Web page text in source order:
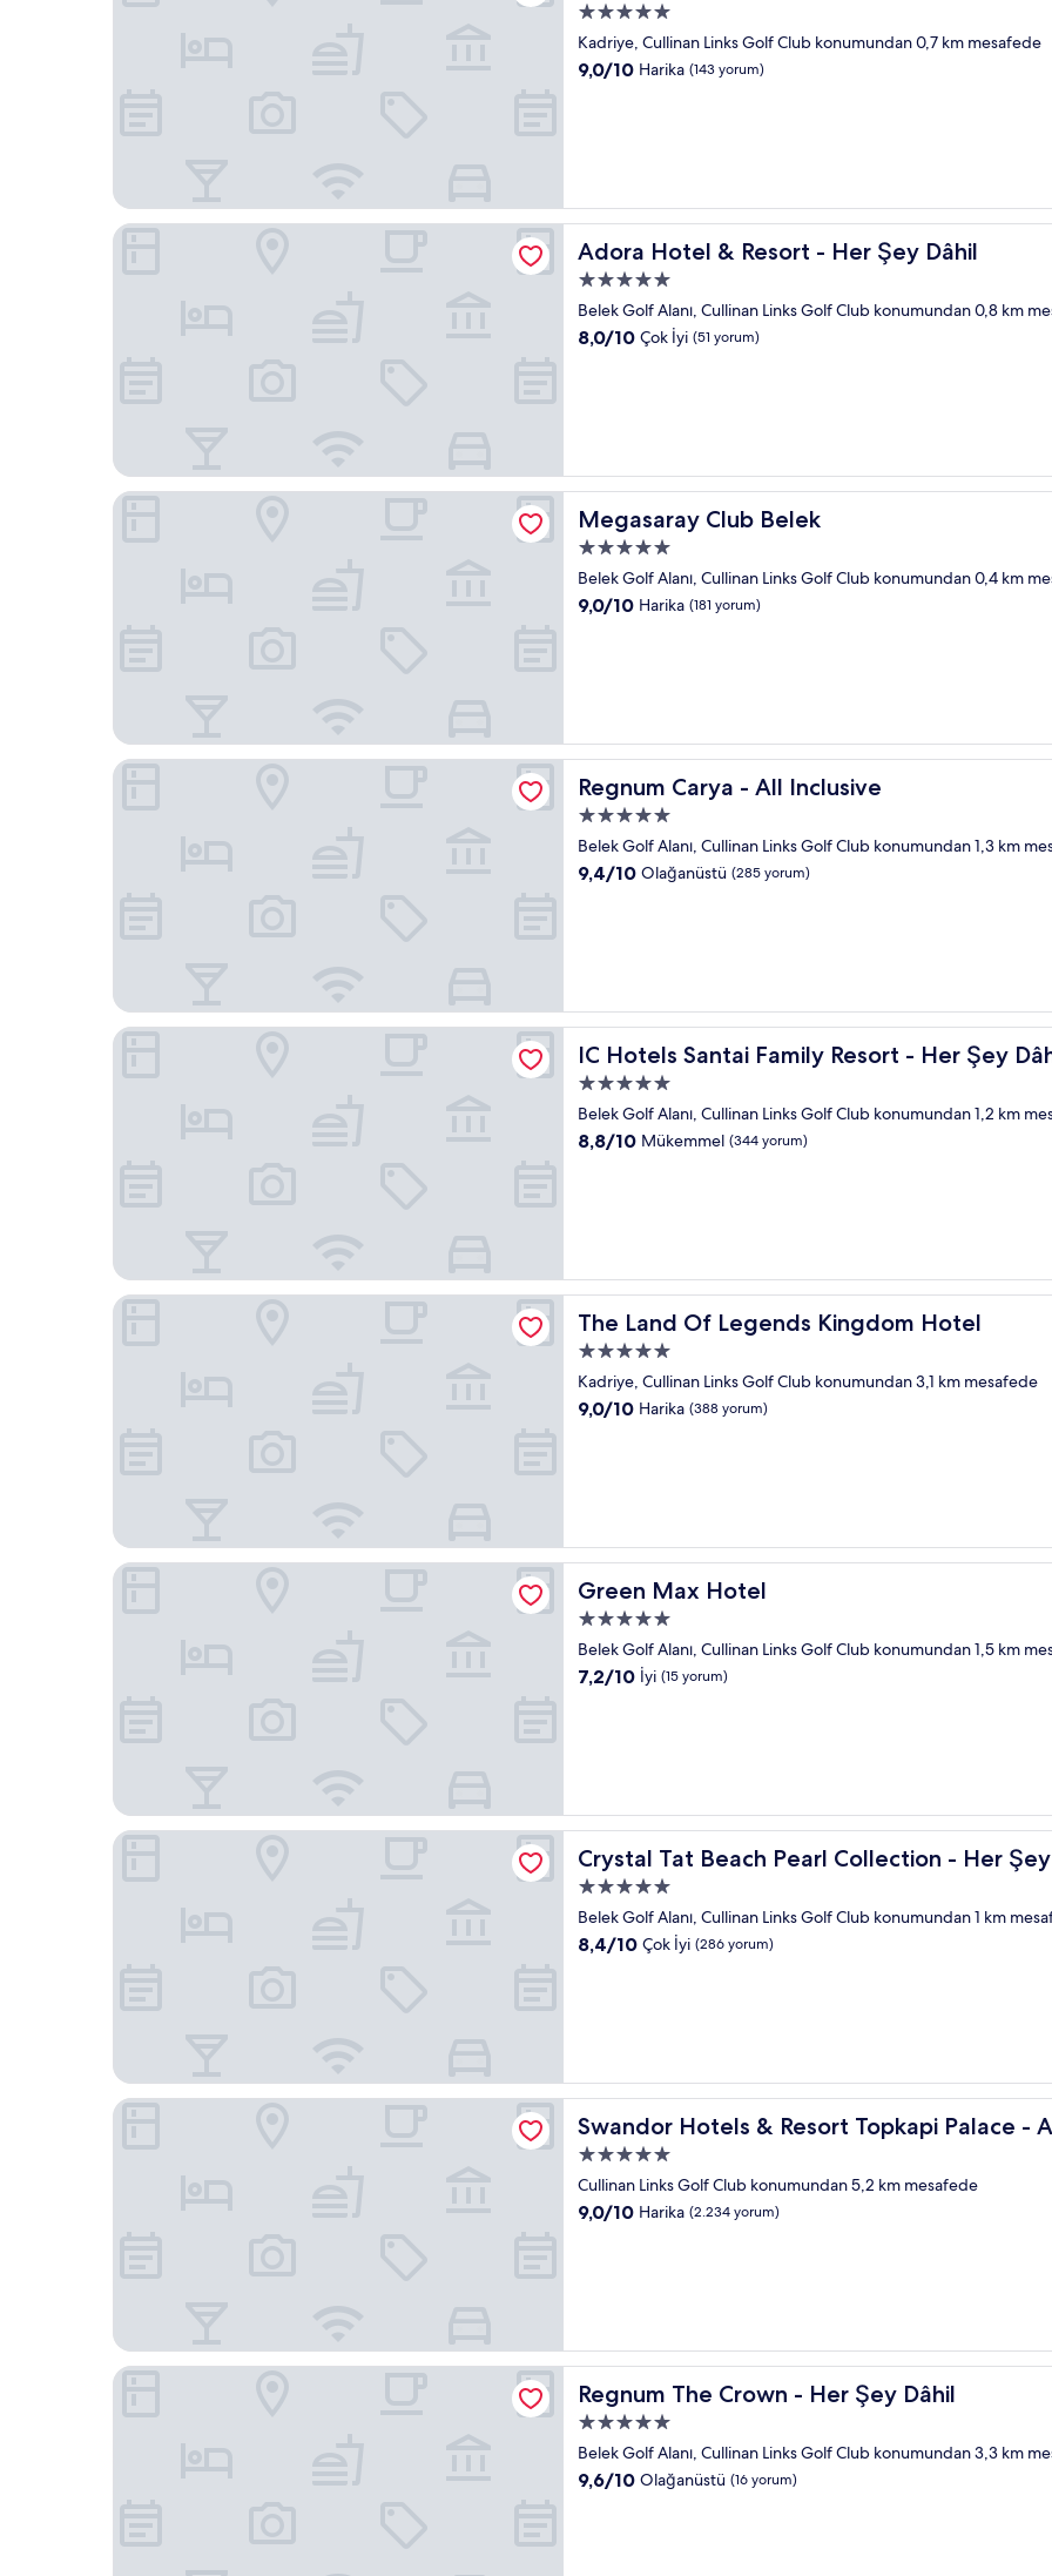
5.0
yıldızlı
konaklama
Kadriye, Cullinan Links Golf Club konumundan 0,7 km mesafede
10
9,0/10 Harika (143 yorum)
Adora Hotel & Resort - Her Şey Dâhil
Adora Hotel & Resort - Her Şey Dâhil
5.0
yıldızlı
konaklama
Belek Golf Alanı, Cullinan Links Golf Club konumundan 0,8 km
10
8,0/10 Çok İyi (51 yorum)
Adora Hotel & Resort - Her Şey Dâhil
Megasaray Club Belek
Megasaray Club Belek
5.0
yıldızlı
konaklama
Belek Golf Alanı, Cullinan Links Golf Club konumundan 0,4 km
10
9,0/10 Harika (181 yorum)
Megasaray Club Belek
Regnum Carya - All Inclusive
Regnum Carya - All Inclusive
5.0
yıldızlı
konaklama
Belek Golf Alanı, Cullinan Links Golf Club konumundan 1,3 km
10
9,4/10 Olağanüstü (285 yorum)
Regnum Carya - All Inclusive
IC Hotels Santai Family Resort - Her Şey
IC Hotels Santai Family Resort - Her Şey Dâhil
5.0
yıldızlı
konaklama
Belek Golf Alanı, Cullinan Links Golf Club konumundan 1,2 km
10
8,8/10 Mükemmel (344 yorum)
IC Hotels Santai Family Resort - Her Şey Dâhil
The Land Of Legends Kingdom Hotel
The Land Of Legends Kingdom Hotel
5.0
yıldızlı
konaklama
Kadriye, Cullinan Links Golf Club konumundan 3,1 km mesafede
10
9,0/10 Harika (388 yorum)
The Land Of Legends Kingdom Hotel
Green Max Hotel
Green Max Hotel
5.0
yıldızlı
konaklama
Belek Golf Alanı, Cullinan Links Golf Club konumundan 1,5 km
10
7,2/10 İyi (15 yorum)
Green Max Hotel
Crystal Tat Beach Pearl Collection - Her
Crystal Tat Beach Pearl Collection - Her Şey Dâhil
5.0
yıldızlı
konaklama
Belek Golf Alanı, Cullinan Links Golf Club konumundan 1 km
10
8,4/10 Çok İyi (286 yorum)
Crystal Tat Beach Pearl Collection - Her Şey Dâhil
Swandor Hotels & Resort Topkapi Palace -
Swandor Hotels & Resort Topkapi Palace - All Inclusive
5.0
yıldızlı
konaklama
Cullinan Links Golf Club konumundan 5,2 km mesafede
10
9,0/10 Harika (2.234 yorum)
Swandor Hotels & Resort Topkapi Palace - All Inclusive
Regnum The Crown - Her Şey Dâhil
Regnum The Crown - Her Şey Dâhil
5.0
yıldızlı
konaklama
Belek Golf Alanı, Cullinan Links Golf Club konumundan 3,3 km
10
9,6/10 Olağanüstü (16 yorum)
Regnum The Crown - Her Şey Dâhil